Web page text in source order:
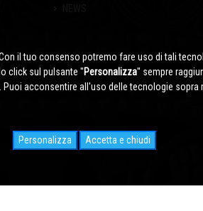
il tuo consenso potremo fare uso di tali
click sul pulsante ''Personalizza'' sempre
acconsentire all'uso delle tecnologie
Personalizza Accetta e chiudi